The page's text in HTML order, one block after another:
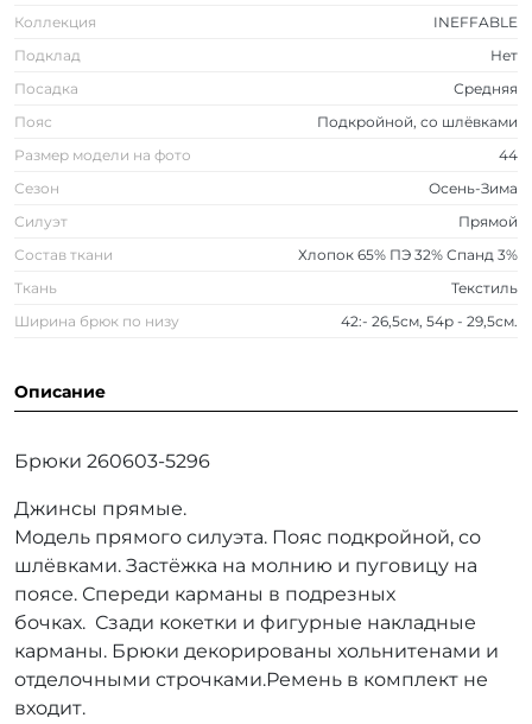
Коллекция
INEFFABLE
Подклад
Нет
Посадка
Средняя
Пояс
Подкройной, со шлёвками
Размер модели на фото
44
Сезон
Осень-Зима
Силуэт
Прямой
Состав ткани
Хлопок 65% ПЭ 32% Спанд 3%
Ткань
Текстиль
Ширина брюк по низу
42:- 26,5см, 54р - 29,5см.
Описание
Брюки 260603-5296
Джинсы прямые.
Модель прямого силуэта. Пояс подкройной, со
шлёвками. Застёжка на молнию и пуговицу на
поясе. Спереди карманы в подрезных
бочках. Сзади кокетки и фигурные накладные
карманы. Брюки декорированы хольнитенами и
отделочными строчками.Ремень в комплект не
входит.